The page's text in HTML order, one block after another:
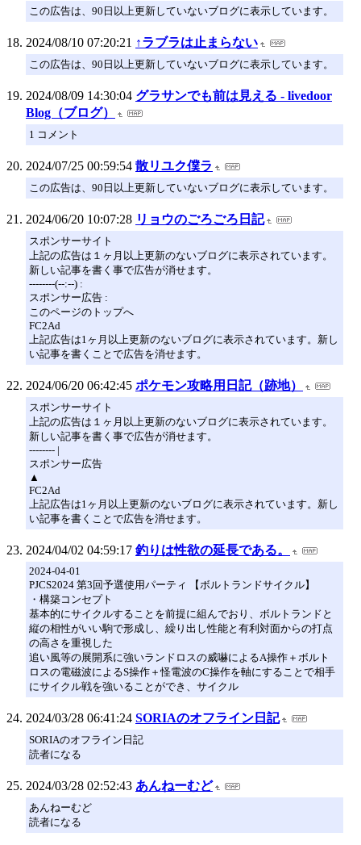
この広告は、90日以上更新していないブログに表示しています。
2024/08/10 07:20:21 ↑ラブラは止まらない
この広告は、90日以上更新していないブログに表示しています。
2024/08/09 14:30:04 グラサンでも前は見える - livedoor
Blog（ブログ）
1 コメント
2024/07/25 00:59:54 散リユク僕ラ
この広告は、90日以上更新していないブログに表示しています。
2024/06/20 10:07:28 リョウのごろごろ日記
スポンサーサイト
上記の広告は１ヶ月以上更新のないブログに表示されています。
新しい記事を書く事で広告が消せます。
--------(--:--) :
スポンサー広告 :
このページのトップへ
FC2Ad
上記広告は1ヶ月以上更新のないブログに表示されています。新し
い記事を書くことで広告を消せます。
2024/06/20 06:42:45 ポケモン攻略用日記（跡地）
スポンサーサイト
上記の広告は１ヶ月以上更新のないブログに表示されています。
新しい記事を書く事で広告が消せます。
-------- |
スポンサー広告
▲
FC2Ad
上記広告は1ヶ月以上更新のないブログに表示されています。新し
い記事を書くことで広告を消せます。
2024/04/02 04:59:17 釣りは性欲の延長である。
2024-04-01
PJCS2024 第3回予選使用パーティ 【ボルトランドサイクル】
・構築コンセプト
基本的にサイクルすることを前提に組んでおり、ボルトランドと
縦の相性がいい駒で形成し、繰り出し性能と有利対面からの打点
の高さを重視した
追い風等の展開系に強いランドロスの威嚇によるA操作＋ボルト
ロスの電磁波によるS操作＋怪電波のC操作を軸にすることで相手
にサイクル戦を強いることができ、サイクル
2024/03/28 06:41:24 SORIAのオフライン日記
SORIAのオフライン日記
読者になる
2024/03/28 02:52:43 あんねーむど
あんねーむど
読者になる